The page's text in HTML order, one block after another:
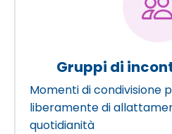
Gruppi di
Momenti di condivisione
liberamente di
quotidianità